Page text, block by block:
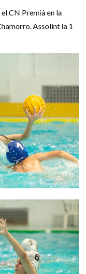
CN Premià en la
Assolint la 1